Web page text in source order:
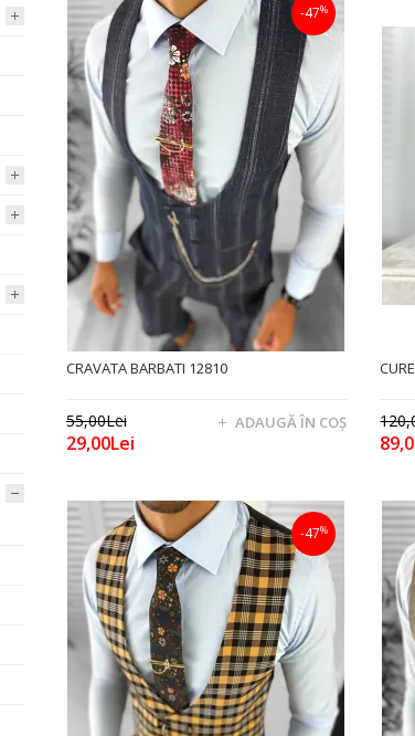
-47%
CRAVATA BARBATI 12810
55,00Lei
29,00Lei
ADAUGĂ ÎN COŞ
-47%